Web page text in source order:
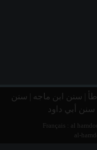
سنن ابن ماجه|
سنن
سنن أبي داود
Français : al
al-